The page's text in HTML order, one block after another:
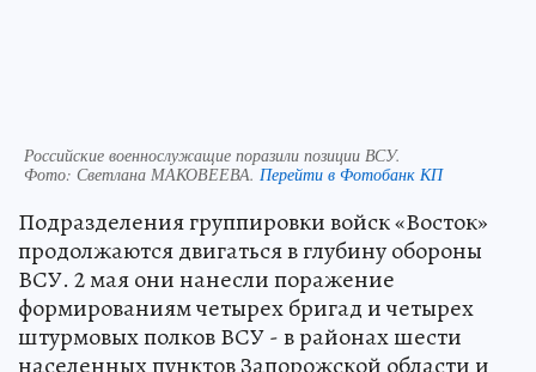
Российские военнослужащие поразили позиции ВСУ.
Фото: Светлана МАКОВЕЕВА. Перейти в Фотобанк КП
Подразделения группировки войск «Восток»
продолжаются двигаться в глубину обороны
ВСУ. 2 мая они нанесли поражение
формированиям четырех бригад и четырех
штурмовых полков ВСУ - в районах шести
населенных пунктов Запорожской области и